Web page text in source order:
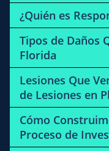
¿Quién es
Tipos de Daños
Florida
Lesiones Que
de Lesiones en
Cómo
Proceso de